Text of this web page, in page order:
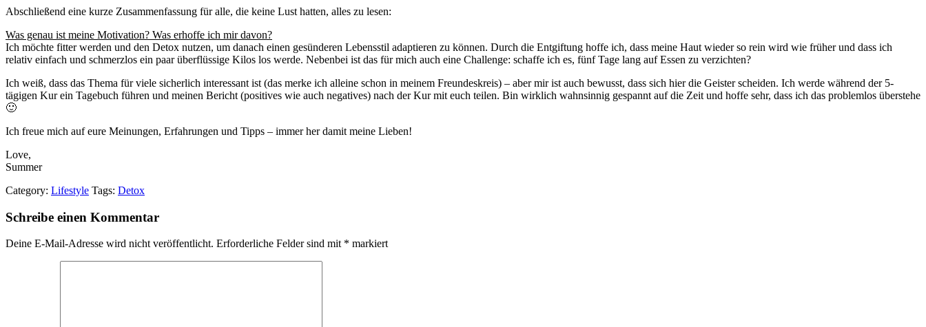
Abschließend eine kurze Zusammenfassung für alle, die keine Lust hatten, alles zu lesen:
Was genau ist meine Motivation? Was erhoffe ich mir davon?
Ich möchte fitter werden und den Detox nutzen, um danach einen gesünderen Lebensstil adaptieren zu können. Durch die Entgiftung hoffe ich, dass meine Haut wieder so rein wird wie früher und dass ich
relativ einfach und schmerzlos ein paar überflüssige Kilos los werde. Nebenbei ist das für mich auch eine Challenge: schaffe ich es, fünf Tage lang auf Essen zu verzichten?
Ich weiß, dass das Thema für viele sicherlich interessant ist (das merke ich alleine schon in meinem Freundeskreis) – aber mir ist auch bewusst, dass sich hier die Geister scheiden. Ich werde während der 5-
tägigen Kur ein Tagebuch führen und meinen Bericht (positives wie auch negatives) nach der Kur mit euch teilen. Bin wirklich wahnsinnig gespannt auf die Zeit und hoffe sehr, dass ich das problemlos überstehe
🙂
Ich freue mich auf eure Meinungen, Erfahrungen und Tipps – immer her damit meine Lieben!
Love,
Summer
Category: Lifestyle Tags: Detox
Schreibe einen Kommentar
Deine E-Mail-Adresse wird nicht veröffentlicht. Erforderliche Felder sind mit * markiert